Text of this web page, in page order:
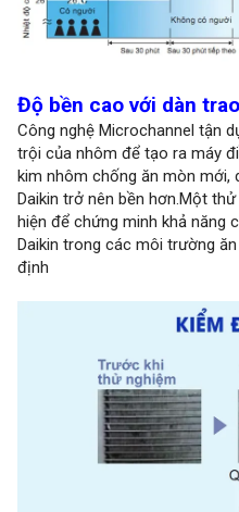
Độ bền cao với dàn
Công nghệ Microchannel tận
trội của nhôm để tạo ra máy
kim nhôm chống ăn mòn
Daikin trở nên bền hơn.Một
hiện để chứng minh khả năng
Daikin trong các môi trường
định